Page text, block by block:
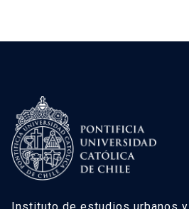
Instituto de estudios urbanos